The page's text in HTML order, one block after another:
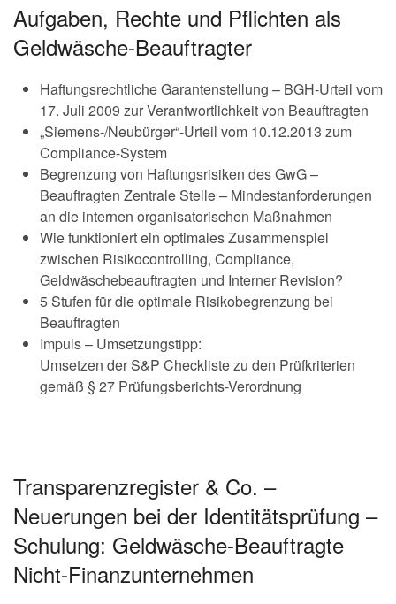
Aufgaben, Rechte und Pflichten als
Geldwäsche-Beauftragter
Haftungsrechtliche Garantenstellung – BGH-Urteil vom
17. Juli 2009 zur Verantwortlichkeit von Beauftragten
„Siemens-/Neubürger“-Urteil vom 10.12.2013 zum
Compliance-System
Begrenzung von Haftungsrisiken des GwG –
Beauftragten Zentrale Stelle – Mindestanforderungen
an die internen organisatorischen Maßnahmen
Wie funktioniert ein optimales Zusammenspiel
zwischen Risikocontrolling, Compliance,
Geldwäschebeauftragten und Interner Revision?
5 Stufen für die optimale Risikobegrenzung bei
Beauftragten
Impuls – Umsetzungstipp:
Umsetzen der S&P Checkliste zu den Prüfkriterien
gemäß § 27 Prüfungsberichts-Verordnung
Transparenzregister & Co. –
Neuerungen bei der Identitätsprüfung –
Schulung: Geldwäsche-Beauftragte
Nicht-Finanzunternehmen